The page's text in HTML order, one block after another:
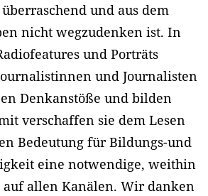
und aus dem
nicht wegzudenken ist. In
und Porträts
und Journalisten
Denkanstöße und bilden
verschaffen sie dem Lesen
Bedeutung für Bildungs-und
eine notwendige, weithin
auf allen Kanälen. Wir danken